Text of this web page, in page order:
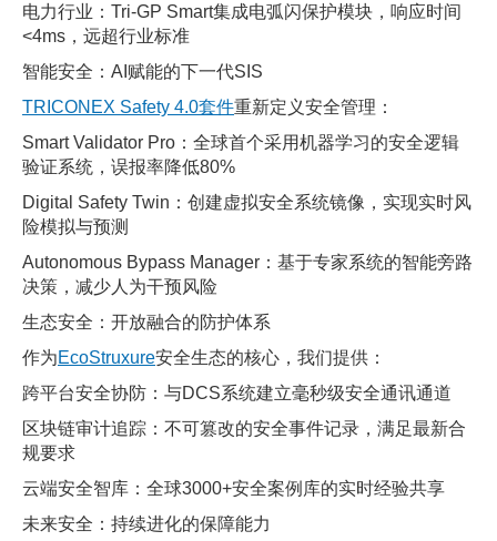
电力行业：Tri-GP Smart集成电弧闪保护模块，响应时间
<4ms，远超行业标准
智能安全：AI赋能的下一代SIS
TRICONEX Safety 4.0套件重新定义安全管理：
Smart Validator Pro：全球首个采用机器学习的安全逻辑
验证系统，误报率降低80%
Digital Safety Twin：创建虚拟安全系统镜像，实现实时风
险模拟与预测
Autonomous Bypass Manager：基于专家系统的智能旁路
决策，减少人为干预风险
生态安全：开放融合的防护体系
作为EcoStruxure安全生态的核心，我们提供：
跨平台安全协防：与DCS系统建立毫秒级安全通讯通道
区块链审计追踪：不可篡改的安全事件记录，满足最新合
规要求
云端安全智库：全球3000+安全案例库的实时经验共享
未来安全：持续进化的保障能力